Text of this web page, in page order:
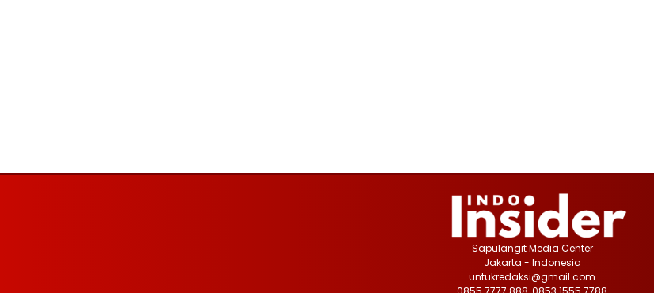
Sapulangit Media Center
Jakarta - Indonesia
untukredaksi@gmail.com